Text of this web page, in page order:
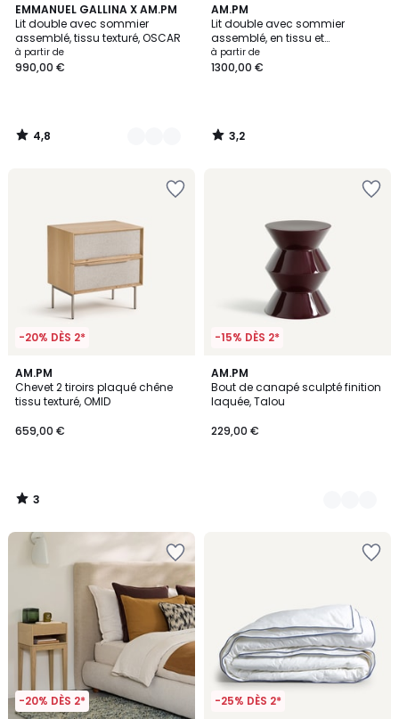
EMMANUEL GALLINA X AM.PM
Lit double avec sommier
assemblé, tissu texturé, OSCAR
à partir de
990,00 €
4,8
/ 5
2
Couleurs
4,8
/
AM.PM
Lit double avec sommier
assemblé, en tissu et
plateforme en frêne, SLICE
à partir de
1300,00 €
3,2
/ 5
3,2
/
-20% DÈS 2*
AM.PM
Chevet 2 tiroirs plaqué chêne
tissu texturé, OMID
659,00 €
3
/
5
3
/
-15% DÈS 2*
AM.PM
Bout de canapé sculpté finition
laquée, Talou
229,00 €
2
Couleurs
-20% DÈS 2* -25% DÈS 2*